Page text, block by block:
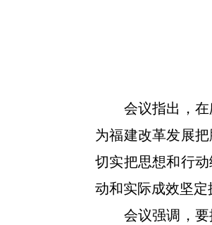
会议指出，在庆
为福建改革发展
切实把思想和行
动和实际成效坚定
会议强调，要提